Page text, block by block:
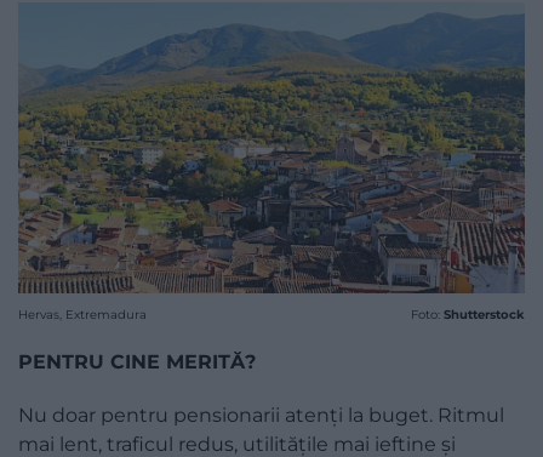
Hervas, Extremadura Foto: Shutterstock
PENTRU CINE MERITĂ?
Nu doar pentru pensionarii atenți la buget. Ritmul
mai lent, traficul redus, utilitățile mai ieftine și